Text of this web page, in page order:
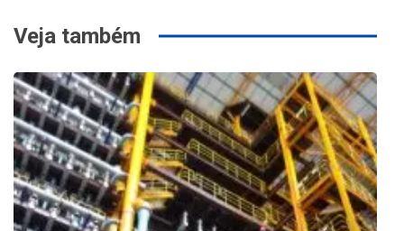
Veja também